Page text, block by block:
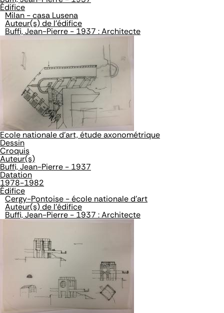
Édifice
Milan - casa Lusena
Auteur(s) de l'édifice
Buffi, Jean-Pierre - 1937 : Architecte
Ecole nationale d'art, étude axonométrique
Dessin
Croquis
Auteur(s)
Buffi, Jean-Pierre - 1937
Datation
1978-1982
Édifice
Cergy-Pontoise - école nationale d'art
Auteur(s) de l'édifice
Buffi, Jean-Pierre - 1937 : Architecte